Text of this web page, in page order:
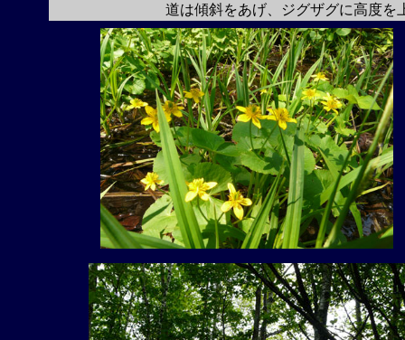
道は傾斜をあげ、ジグザグに高度を上